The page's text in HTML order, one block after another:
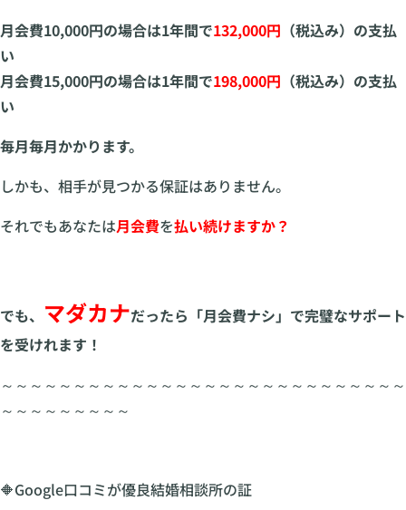
月会費10,000円の場合は1年間で132,000円 （税込み）の支払
い
月会費15,000円の場合は1年間で198,000円 （税込み）の支払
い
毎月毎月かかります。
しかも、相手が見つかる保証はありません。
それでもあなたは月会費を払い続けますか？
でも、 マダカナだったら「月会費ナシ」で完璧なサポート
を受けれます！
～～～～～～～～～～～～～～～～～～～～～～～～～～～～
～～～～～～～～～
🔶Google口コミが優良結婚相談所の証